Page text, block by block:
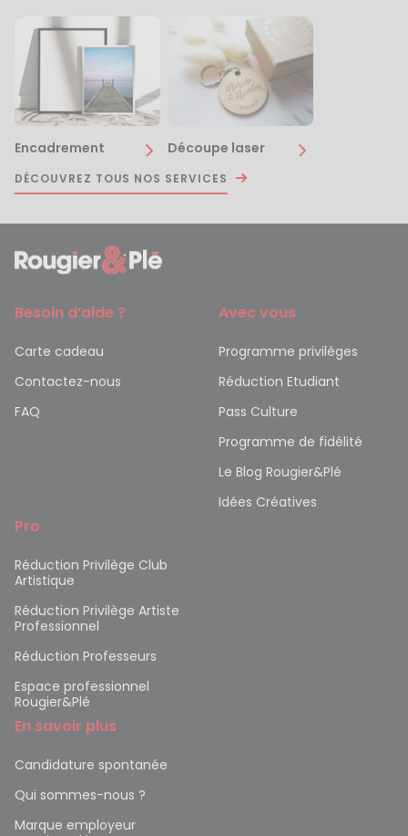
Encadrement Découpe laser
DÉCOUVREZ TOUS NOS SERVICES
Besoin d’aide ?
Carte cadeau
Contactez-nous
FAQ
Avec vous
Programme privilèges
Réduction Etudiant
Pass Culture
Programme de fidélité
Le Blog Rougier&Plé
Idées Créatives
Pro
Réduction Privilège Club
Artistique
Réduction Privilège Artiste
Professionnel
Réduction Professeurs
Espace professionnel
Rougier&Plé
En savoir plus
Candidature spontanée
Qui sommes-nous ?
Marque employeur